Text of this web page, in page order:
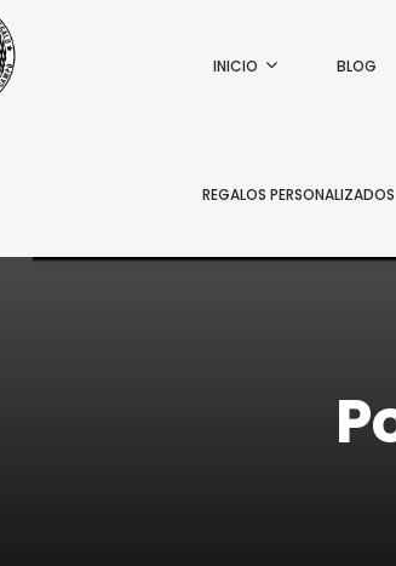
INICIO BLOG
REGALOS PERSONALIZADOS